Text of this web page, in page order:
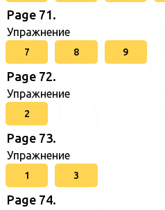
Page 71.
Упражнение
7 8 9
Page 72.
Упражнение
2
Page 73.
Упражнение
1 3
Page 74.